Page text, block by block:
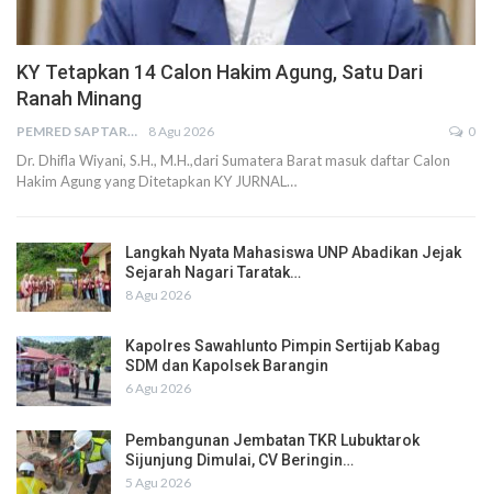
KY Tetapkan 14 Calon Hakim Agung, Satu Dari
Ranah Minang
PEMRED SAPTARIUS 8 Agu 2026 0
Dr. Dhifla Wiyani, S.H., M.H.,dari Sumatera Barat masuk daftar Calon
Hakim Agung yang Ditetapkan KY JURNAL…
Langkah Nyata Mahasiswa UNP Abadikan Jejak
Sejarah Nagari Taratak…
8 Agu 2026
Kapolres Sawahlunto Pimpin Sertijab Kabag
SDM dan Kapolsek Barangin
6 Agu 2026
Pembangunan Jembatan TKR Lubuktarok
Sijunjung Dimulai, CV Beringin…
5 Agu 2026